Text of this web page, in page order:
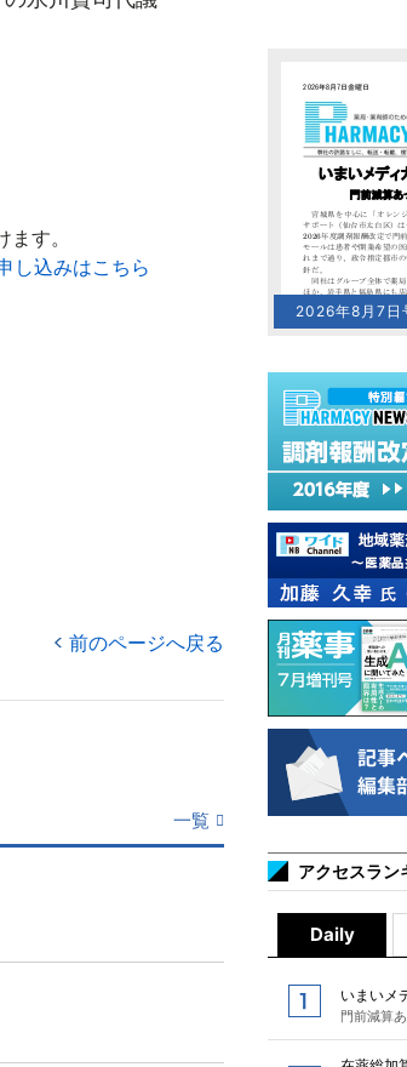
す。
し込みはこちら
前のページへ戻る
一覧
2026年8月7日
アクセスラン
Daily
いまいメ
門前減算